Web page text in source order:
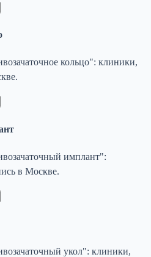
кольцо": клиники,
имплант":
в Москве.
укол": клиники,